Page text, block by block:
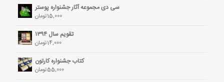
سی دی مجموعه آثار جشنواره پوستر
15,000تومان
تقویم سال ۱۳۹۴
14,000تومان
کتاب جشنواره کارتون
55,000تومان